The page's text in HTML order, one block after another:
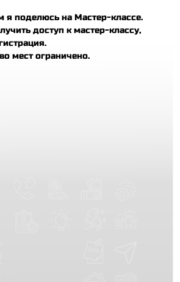
я поделюсь на Мастер-классе.
доступ к мастер-классу,
мест ограничено.